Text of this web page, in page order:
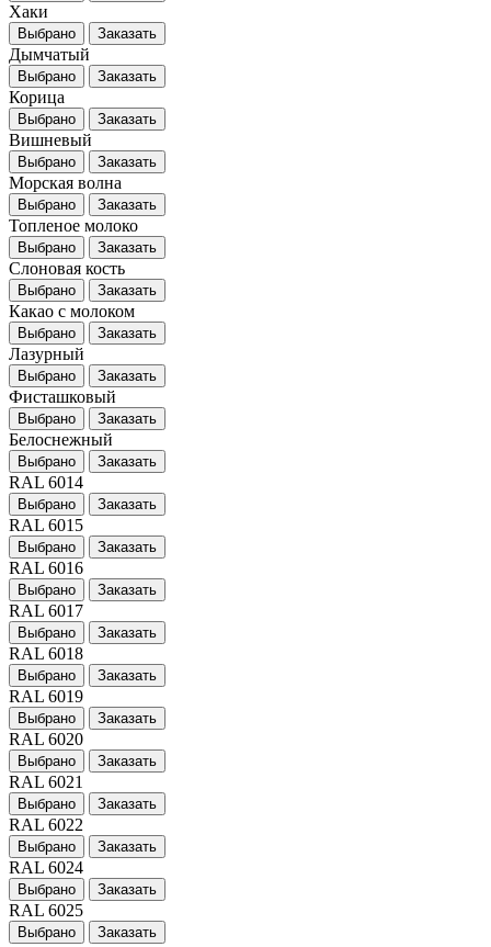
Хаки
Выбрано Заказать
Дымчатый
Выбрано Заказать
Корица
Выбрано Заказать
Вишневый
Выбрано Заказать
Морская волна
Выбрано Заказать
Топленое молоко
Выбрано Заказать
Слоновая кость
Выбрано Заказать
Какао с молоком
Выбрано Заказать
Лазурный
Выбрано Заказать
Фисташковый
Выбрано Заказать
Белоснежный
Выбрано Заказать
RAL 6014
Выбрано Заказать
RAL 6015
Выбрано Заказать
RAL 6016
Выбрано Заказать
RAL 6017
Выбрано Заказать
RAL 6018
Выбрано Заказать
RAL 6019
Выбрано Заказать
RAL 6020
Выбрано Заказать
RAL 6021
Выбрано Заказать
RAL 6022
Выбрано Заказать
RAL 6024
Выбрано Заказать
RAL 6025
Выбрано Заказать